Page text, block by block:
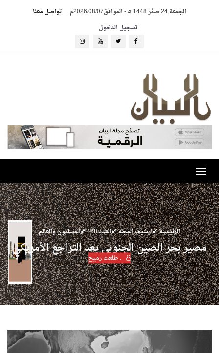
الجمعة 24 صفر 1448 هـ -الموافق2026/08/07م
تواصل معنا
تسجيل الدخول
Toggle
navigation
الرئيسية ارشيف المجلة العدد 468 المسلمون والعالم
مصير بحر الصين الجنوبي بعد التراجع الأمريكي
. طلعت رميح